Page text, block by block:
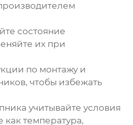
состояние
их при
по монтажу и
, чтобы избежать
учитывайте условия
как температура,